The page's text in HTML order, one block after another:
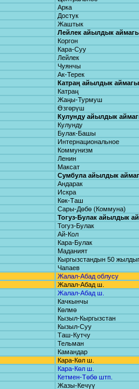
Арка
Достук
Жаштык
Лейлек айылдык
Коргон
Кара-Суу
Лейлек
Чуянчы
Ак-Терек
Катраң айылдык аймагы
Катраң
Жаңы-Турмуш
Өзгөрүш
Кулунду айылдык
Кулунду
Булак-Башы
Интернациональное
Коммунизм
Ленин
Максат
Сумбула айылдык
Андарак
Искра
Көк-Таш
Сары-Дөбө (Коммуна)
Тогуз-Булак айылдык
Тогуз-Булак
Ай-Кол
Кара-Булак
Маданият
Кыргызстандын 50
Чапаев
Жалал-Абад облусу
Жалал-Абад ш.
Жалал-Абад ш.
Качкынчы
Көлмө
Кызыл-Кыргызстан
Кызыл-Суу
Таш-Кутчу
Тельман
Камандар
Кара-Көл ш.
Кара-Көл ш.
Кетмен-Төбө штп.
Жазы-Кечүү